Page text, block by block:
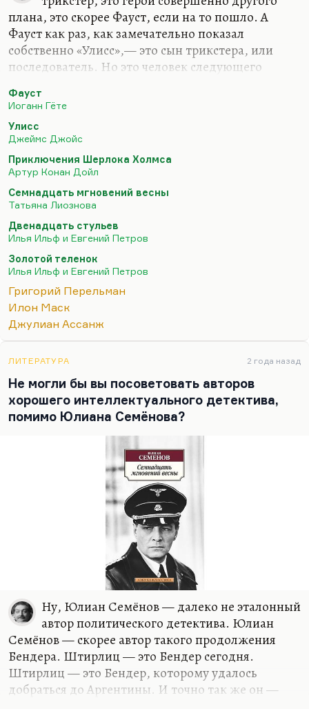
плана, это скорее Фауст, если на то пошло. А
Фауст как раз, как замечательно показал
собственно «Улисс»,— это сын трикстера, или
последователь. Но это человек следующего
фаустианский тип, потому что трикстер же всегда
проявлений удачи, он не фокусник, он одинокий
мыслитель. Пожалуй, Маск больше всего на это
похож. Ассанж, я думаю, тоже не трикстер, хотя у
него есть какие-то черты.
Штирлиц — он такой явно засланный казачок,
как мне представляется, но он на трикстера не
тянет, потому что он, видите, сиднем сидит в
этом посольстве,…
Фауст
Иоганн Гёте
Улисс
Джеймс Джойс
Приключения Шерлока Холмса
Артур Конан Дойл
Семнадцать мгновений весны
Татьяна Лиознова
Двенадцать стульев
Илья Ильф и Евгений Петров
Золотой теленок
Илья Ильф и Евгений Петров
Григорий Перельман
Илон Маск
Джулиан Ассанж
ЛИТЕРАТУРА 2 года назад
Не могли бы вы посоветовать авторов
хорошего интеллектуального детектива,
помимо Юлиана Семёнова?
Ну, Юлиан Семёнов — далеко не эталонный
автор политического детектива. Юлиан
Семёнов — скорее автор такого продолжения
Бендера. Штирлиц — это Бендер сегодня.
Штирлиц — это Бендер, которому удалось
добраться до Аргентины. И точно так же он —